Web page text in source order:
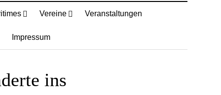
Vereine Veranstaltungen
Impressum
ins